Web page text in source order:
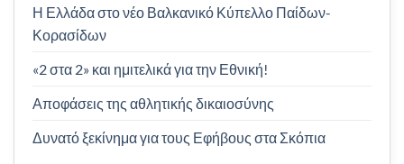
Η Ελλάδα στο νέο Βαλκανικό Κύπελλο Παίδων-
Κορασίδων
«2 στα 2» και ημιτελικά για την Εθνική!
Αποφάσεις της αθλητικής δικαιοσύνης
Δυνατό ξεκίνημα για τους Εφήβους στα Σκόπια